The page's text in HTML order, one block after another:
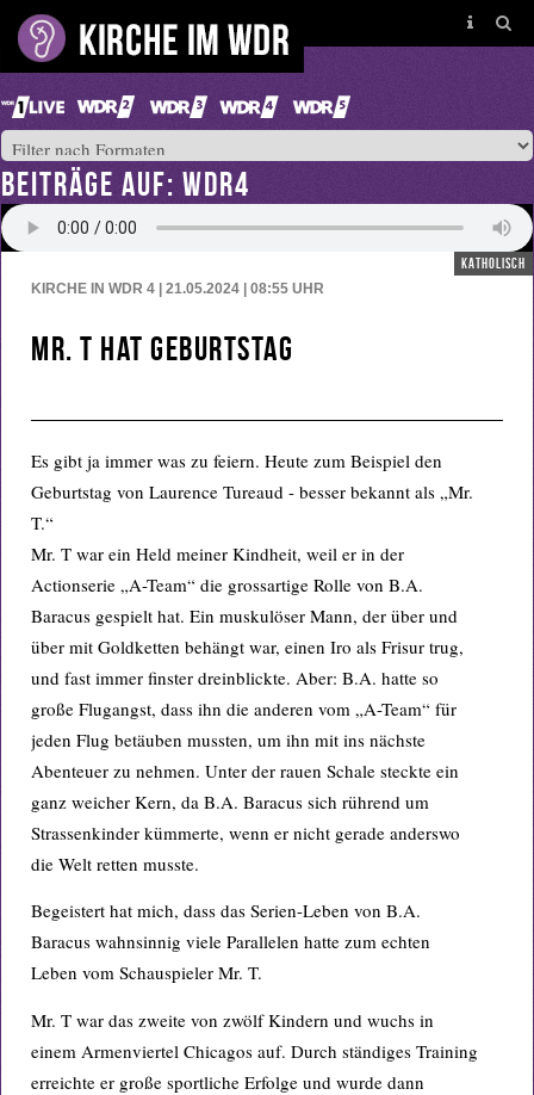
BEITRÄGE AUF: WDR4
katholisch
KIRCHE IN WDR 4 | 21.05.2024 | 08:55 UHR
Mr. T hat Geburtstag
Es gibt ja immer was zu feiern. Heute zum Beispiel den
Geburtstag von Laurence Tureaud - besser bekannt als „Mr.
T.“
Mr. T war ein Held meiner Kindheit, weil er in der
Actionserie „A-Team“ die grossartige Rolle von B.A.
Baracus gespielt hat. Ein muskulöser Mann, der über und
über mit Goldketten behängt war, einen Iro als Frisur trug,
und fast immer finster dreinblickte. Aber: B.A. hatte so
große Flugangst, dass ihn die anderen vom „A-Team“ für
jeden Flug betäuben mussten, um ihn mit ins nächste
Abenteuer zu nehmen. Unter der rauen Schale steckte ein
ganz weicher Kern, da B.A. Baracus sich rührend um
Strassenkinder kümmerte, wenn er nicht gerade anderswo
die Welt retten musste.
Begeistert hat mich, dass das Serien-Leben von B.A.
Baracus wahnsinnig viele Parallelen hatte zum echten
Leben vom Schauspieler Mr. T.
Mr. T war das zweite von zwölf Kindern und wuchs in
einem Armenviertel Chicagos auf. Durch ständiges Training
erreichte er große sportliche Erfolge und wurde dann